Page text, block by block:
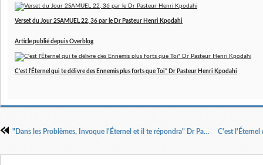
Verset du Jour 2SAMUEL 22, 36 par le Dr Pasteur Henri Kpodahi
Article publié depuis Overblog
C'est l'Éternel qui te délivre des Ennemis plus forts que Toi" Dr Pasteur Henri Kpodahi
"Dans les Problèmes, Invoque l'Éternel et il te répondra" Dr Pasteur Henri Kpodahi & MDEGUEM INTERNATIONAL